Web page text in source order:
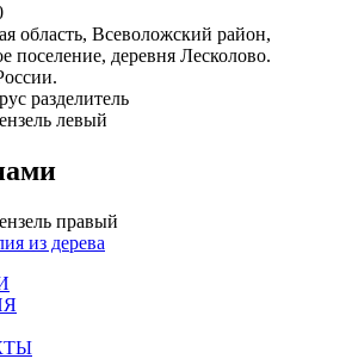
область, Всеволожский район,
поселение, деревня Лесколово.